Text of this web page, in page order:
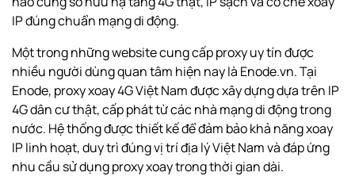
IP đúng chuẩn mạng di động.
Một trong những website cung cấp proxy uy tín được
nhiều người dùng quan tâm hiện nay là Enode.vn. Tại
Enode, proxy xoay 4G Việt Nam được xây dựng dựa trên IP
4G dân cư thật, cấp phát từ các nhà mạng di động trong
nước. Hệ thống được thiết kế để đảm bảo khả năng xoay
IP linh hoạt, duy trì đúng vị trí địa lý Việt Nam và đáp ứng
nhu cầu sử dụng proxy xoay trong thời gian dài.